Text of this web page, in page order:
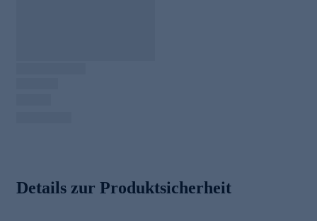
Details zur Produktsicherheit